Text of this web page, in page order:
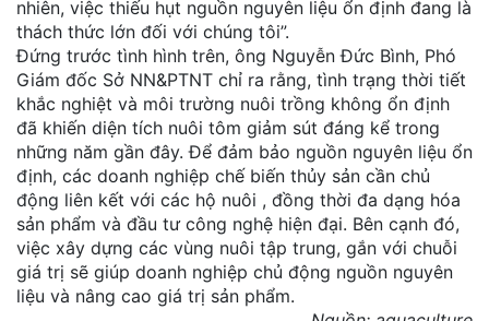
nhiên, việc thiếu hụt nguồn nguyên liệu ổn định đang là
thách thức lớn đối với chúng tôi”.
Đứng trước tình hình trên, ông Nguyễn Đức Bình, Phó
Giám đốc Sở NN&PTNT chỉ ra rằng, tình trạng thời tiết
khắc nghiệt và môi trường nuôi trồng không ổn định
đã khiến diện tích nuôi tôm giảm sút đáng kể trong
những năm gần đây. Để đảm bảo nguồn nguyên liệu ổn
định, các doanh nghiệp chế biến thủy sản cần chủ
động liên kết với các hộ nuôi , đồng thời đa dạng hóa
sản phẩm và đầu tư công nghệ hiện đại. Bên cạnh đó,
việc xây dựng các vùng nuôi tập trung, gắn với chuỗi
giá trị sẽ giúp doanh nghiệp chủ động nguồn nguyên
liệu và nâng cao giá trị sản phẩm.